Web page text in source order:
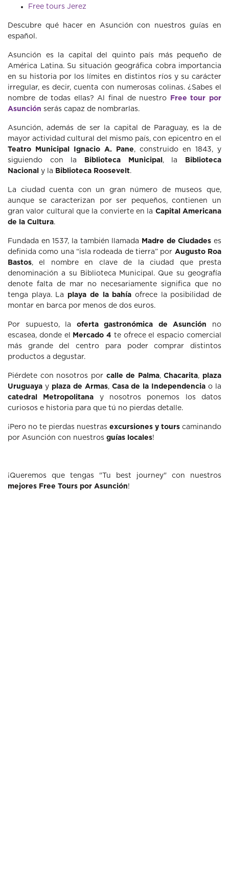
Free tours Jerez
Descubre qué hacer en Asunción con nuestros guías en
español.
Asunción es la capital del quinto país más pequeño de
América Latina. Su situación geográfica cobra importancia
en su historia por los límites en distintos ríos y su carácter
irregular, es decir, cuenta con numerosas colinas. ¿Sabes el
nombre de todas ellas? Al final de nuestro
Free tour por
Asunción serás capaz de nombrarlas.
Asunción, además de ser la capital de Paraguay, es la de
mayor actividad cultural del mismo país, con epicentro en el
Teatro Municipal Ignacio A. Pane, construido en 1843, y
siguiendo con la
Biblioteca Municipal , la
Biblioteca
Nacional y la Biblioteca Roosevelt.
La ciudad cuenta con un gran número de museos que,
aunque se caracterizan por ser pequeños, contienen un
gran valor cultural que la convierte en la Capital Americana
de la Cultura.
Fundada en 1537, la también llamada Madre de Ciudades es
definida como una “isla rodeada de tierra” por Augusto Roa
Bastos, el nombre en clave de la ciudad que presta
denominación a su Biblioteca Municipal. Que su geografía
denote falta de mar no necesariamente significa que no
tenga playa. La playa de la bahía ofrece la posibilidad de
montar en barca por menos de dos euros.
Por supuesto, la oferta gastronómica de Asunción
no
escasea, donde el
Mercado 4 te ofrece el espacio comercial
más grande del centro para poder comprar distintos
productos a degustar.
Piérdete con nosotros por calle de Palma,Chacarita, plaza
Uruguaya y plaza de Armas, Casa de la Independenciao la
catedral Metropolitana y nosotros ponemos los datos
curiosos e historia para que tú no pierdas detalle.
¡Pero no te pierdas nuestras excursiones y tours caminando
por Asunción con nuestros guías locales!
¡Queremos que tengas "Tu best journey" con nuestros
mejores Free Tours por Asunción!